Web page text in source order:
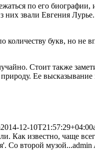
по его
звали Евгения
букв, но не
Стоит также
Ее высказывание
2014-12-10T21:57:29+04:00
Как известно, чаще
Со второй музой...admin